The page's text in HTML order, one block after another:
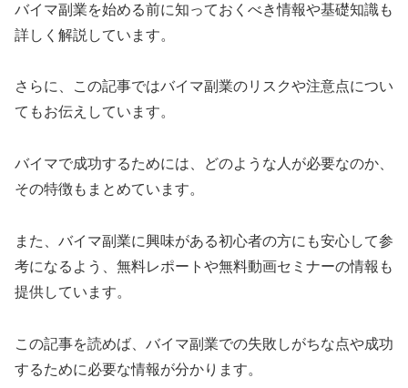
バイマ副業を始める前に知っておくべき情報や基礎知識も
詳しく解説しています。
さらに、この記事ではバイマ副業のリスクや注意点につい
てもお伝えしています。
バイマで成功するためには、どのような人が必要なのか、
その特徴もまとめています。
また、バイマ副業に興味がある初心者の方にも安心して参
考になるよう、無料レポートや無料動画セミナーの情報も
提供しています。
この記事を読めば、バイマ副業での失敗しがちな点や成功
するために必要な情報が分かります。